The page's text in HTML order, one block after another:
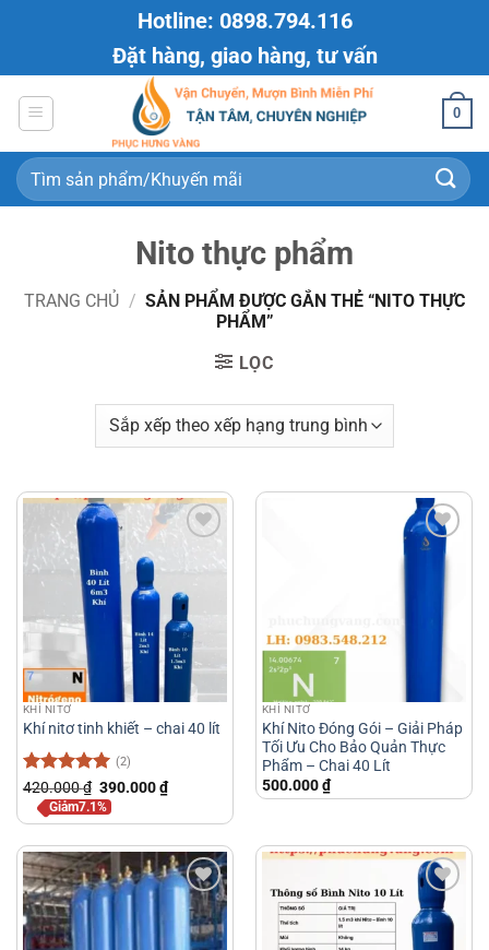
dung
Hotline: 0898.794.116
Đặt hàng, giao hàng, tư vấn
0
Tìm
kiếm:
Nito thực phẩm
TRANG CHỦ / SẢN PHẨM ĐƯỢC GẮN THẺ “NITO THỰC
PHẨM”
LỌC
KHÍ NITƠ
Khí nitơ tinh khiết – chai 40 lít
Được xếp
hạng55
sao
(2)
420.000₫ Giá
gốc
là:
420.000 ₫.
390.000₫Giá
hiện
là:
390.000 ₫.
Giảm7.1%
KHÍ NITƠ
Khí Nito Đóng Gói – Giải Pháp
Tối Ưu Cho Bảo Quản Thực
Phẩm – Chai 40 Lít
500.000₫